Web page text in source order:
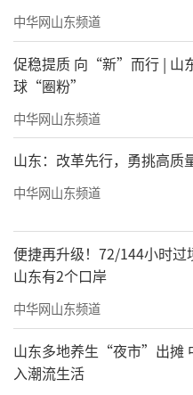
中华网山东频道
促稳提质 向“新”而行 | 山
球“圈粉”
中华网山东频道
山东：改革先行，勇挑高质
中华网山东频道
便捷再升级！72/144小时过
山东有2个口岸
中华网山东频道
山东多地养生“夜市”出摊
入潮流生活